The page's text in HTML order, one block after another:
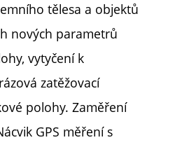
tělesa a objektů
nových parametrů
vytyčení k
zatěžovací
polohy. Zaměření
GPS měření s